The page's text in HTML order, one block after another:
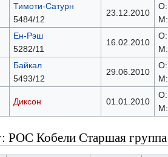
Тимоти-Сатурн
5484/12
23.12.2010
О:
М:
Ен-Рэш
5282/11
16.02.2010
О:
М:
Байкал
5493/12
29.06.2010
О:
М:
Диксон 01.01.2010
О:
М:
РОС Кобели Старшая группа